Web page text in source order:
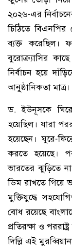
২০২৬-এর
চিঠিতে বিএনপির
ব্যক্ত করেছিল।
বুরোক্র্যাসির
নির্বাচন হয়ে
আনুষ্ঠানিকতা মাত্র।
ড. ইউনূসকে ঘিরে
হয়েছিল। যারা
হয়েছেন। ঘুরে-
করতে হয়েছে।
ভারতের ঝুড়িতে
ডিম রাখতে গিয়ে
মুক্তিযুদ্ধে
বোধ রয়েছে
প্রতিরক্ষা ও
দিল্লি এই